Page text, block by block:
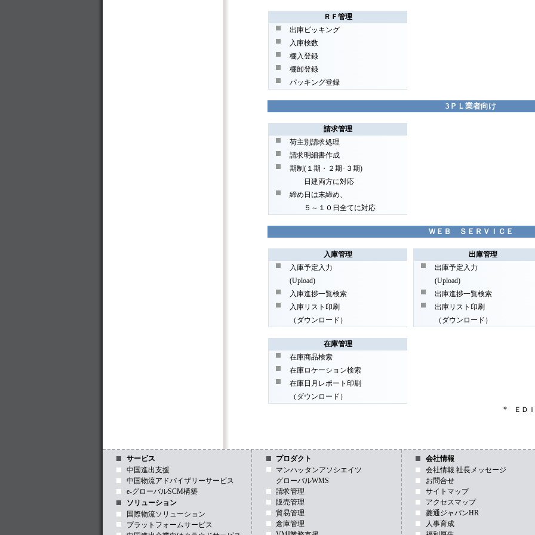
ＲＦ管理
出庫ピッキング
入庫検数
棚入登録
棚卸登録
パッキング登録
3ＰＬ業者向け
請求管理
荷主別請求処理
請求明細書作成
期制(１期・２期･３期)
日建両方に対応
締め日は末締め、
５～１０日全てに対応
ＷＥＢ ＳＥＲＶＩＣＥ
入庫管理
入庫予定入力
(Upload)
入庫進捗一覧検索
入庫リスト印刷
（ダウンロード）
出庫管理
出庫予定入力
(Upload)
出庫進捗一覧検索
出庫リスト印刷
（ダウンロード）
在庫管理
在庫商品検索
在庫ロケーション検索
在庫日月レポート印刷
（ダウンロード）
* ＥＤＩ
サービス
中国進出支援
中国物流アドバイザリーサービス
e-グローバルSCM構築
ソリューション
国際物流ソリューション
プラットフォームサービス
プロダクト
マンハッタンアソシエイツ
グローバルWMS
請求管理
販売管理
貿易管理
倉庫管理
会社情報
会社情報.社長メッセージ
お問合せ
サイトマップ
アクセスマップ
菱通ジャパンHR
人事育成